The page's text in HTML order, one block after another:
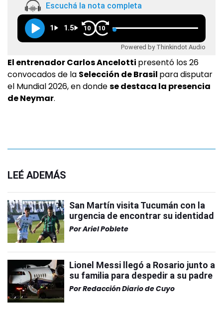
Escuchá la nota completa
1 1.5 10 10
Powered by Thinkindot Audio
El entrenador Carlos Ancelotti presentó los 26
convocados de la Selección de Brasil para disputar
el Mundial 2026, en dondese destaca la presencia
de Neymar.
LEÉ ADEMÁS
San Martín visita Tucumán con la
urgencia de encontrar su identidad
PorAriel Poblete
Lionel Messi llegó a Rosario junto a
su familia para despedir a su padre
PorRedacción Diario de Cuyo